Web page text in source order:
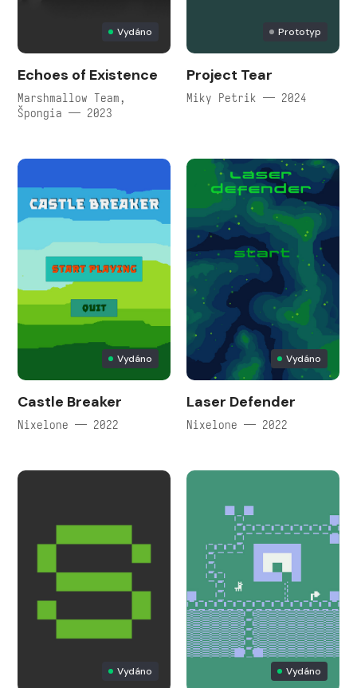
Vydáno
Echoes of Existence
Marshmallow Team,
Špongia — 2023
Prototyp
Project Tear
Miky Petrik — 2024
Vydáno
Castle Breaker
Nixelone — 2022
Vydáno
Laser Defender
Nixelone — 2022
Vydáno Vydáno